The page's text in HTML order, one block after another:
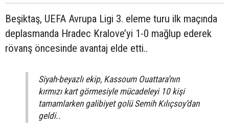
Beşiktaş, UEFA Avrupa Ligi 3. eleme turu ilk maçında
deplasmanda Hradec Kralove’yi 1-0 mağlup ederek
rövanş öncesinde avantaj elde etti..
Siyah-beyazlı ekip, Kassoum Ouattara’nın
kırmızı kart görmesiyle mücadeleyi 10 kişi
tamamlarken galibiyet golü Semih Kılıçsoy’dan
geldi..